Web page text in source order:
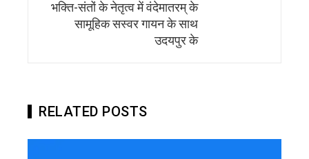
भक्ति-संतों के नेतृत्व में वंदेमातरम् के
सामूहिक सस्वर गायन के साथ
उदयपुर के
RELATED POSTS